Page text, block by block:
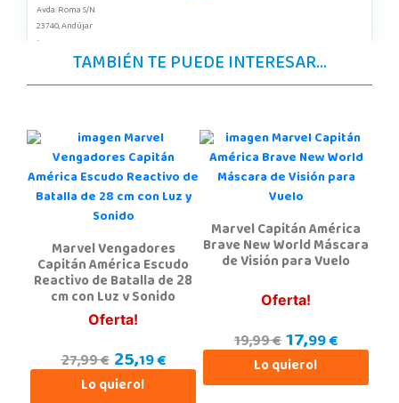
Avda. Roma S/N
23740, Andújar
Localizar Tienda
Juguetilandia Armilla
Granada
Carretera Armilla 29, Urb. Porcegram, 2
Localizar Tienda
POCAS UNIDADES
Juguetilandia Ciudad Real
Parque Comercial Puerta del Ave local 5 (Avenida de la ciencia nº9)
13005, Ciudad Real
TAMBIÉN TE PUEDE INTERESAR...
Marvel Vengadores
Capitán América Escudo
Reactivo de Batalla de 28
cm con Luz y Sonido
Oferta!
27,99 €25,19 €
Lo quiero!
Marvel Capitán América
Brave New World Máscara
de Visión para Vuelo
Oferta!
19,99 €17,99 €
Lo quiero!